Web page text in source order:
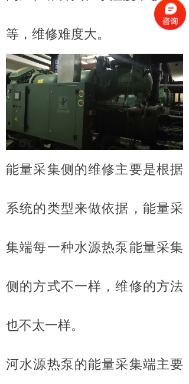
等，维修难度大。
能量采集侧的维修主要是根据
系统的类型来做依据，能量采
集端每一种水源热泵能量采集
侧的方式不一样，维修的方法
也不太一样。
河水源热泵的能量采集端主要